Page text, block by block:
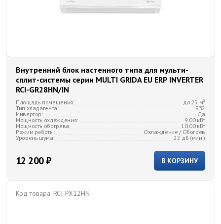
Внутренний блок настенного типа для мульти-
сплит-системы серии MULTI GRIDA EU ERP INVERTER
RCI-GR28HN/IN
Площадь помещения:
до 25 м²
Тип хладагента:
R32
Инвертор:
Да
Мощность охлаждения:
9.00 кВт
Мощность обогрева:
10.00 кВт
Режим работы:
Охлаждение / Обогрев
Уровень шума:
22 дБ (мин.)
В КОРЗИНУ
12 200 ₽
Код товара: RCI-PX12HN